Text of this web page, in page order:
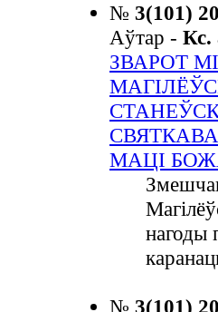
№ 3(101)
Аўтар -
ЗВАРОТ
МАЦІ
нагоды
№ 3(101)